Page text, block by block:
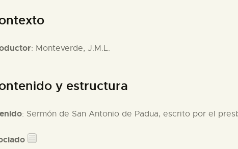
: Monteverde, J.M.L.
y estructura
: Sermón de San Antonio de Padua, escrito por el